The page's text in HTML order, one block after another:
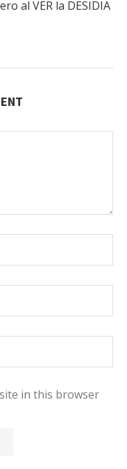
al VER la DESIDIA
in this browser